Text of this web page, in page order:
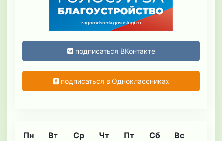
подписаться ВКонтакте
подписаться в Одноклассниках
Пн Вт Ср Чт Пт Сб Вс